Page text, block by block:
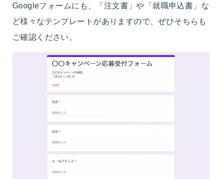
Googleフォームにも、「注文書」や「就職申込書」な
ど様々なテンプレートがありますので、ぜひそちらも
ご確認ください。